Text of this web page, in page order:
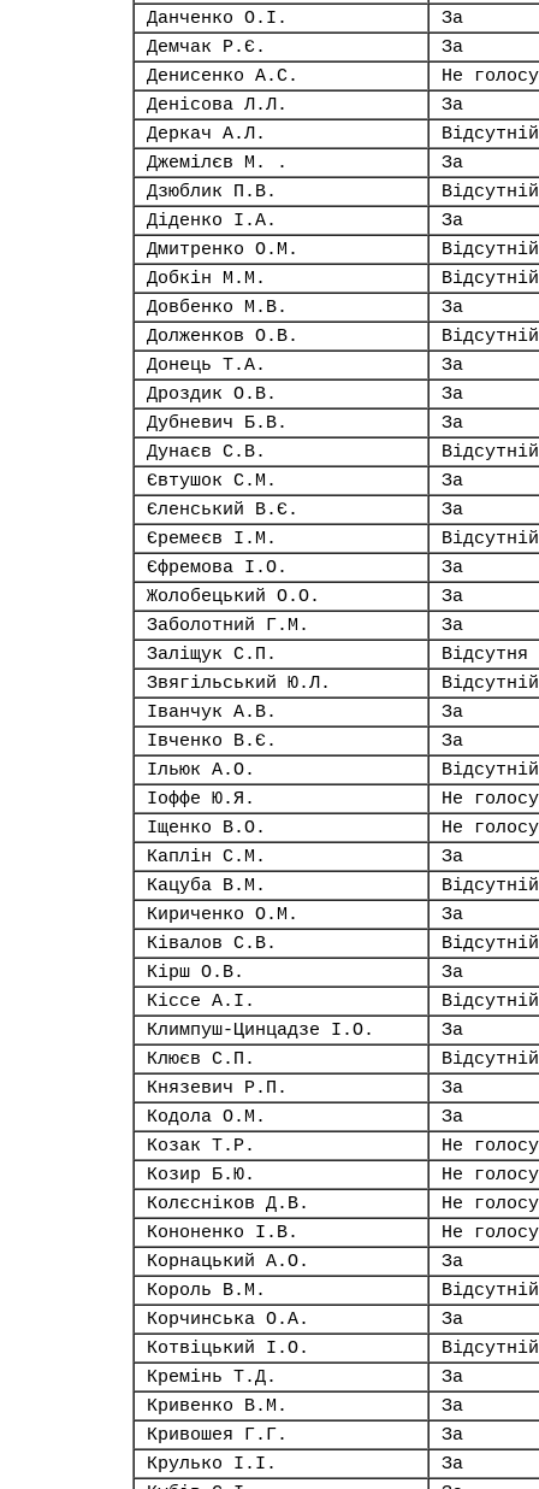
Данченко О.І.
За
Демчак Р.Є.
За
Денисенко А.С.
Не
Денісова Л.Л.
За
Деркач А.Л.
Відсутній
Джемілєв М. .
За
Дзюблик П.В.
Відсутній
Діденко І.А.
За
Дмитренко О.М.
Відсутній
Добкін М.М.
Відсутній
Довбенко М.В.
За
Долженков О.В.
Відсутній
Донець Т.А.
За
Дроздик О.В.
За
Дубневич Б.В.
За
Дунаєв С.В.
Відсутній
Євтушок С.М.
За
Єленський В.Є.
За
Єремеєв І.М.
Відсутній
Єфремова І.О.
За
Жолобецький О.О.
За
Заболотний Г.М.
За
Заліщук С.П.
Відсутня
Звягільський Ю.Л.
Відсутній
Іванчук А.В.
За
Івченко В.Є.
За
Ільюк А.О.
Відсутній
Іоффе Ю.Я.
Не
Іщенко В.О.
Не
Каплін С.М.
За
Кацуба В.М.
Відсутній
Кириченко О.М.
За
Ківалов С.В.
Відсутній
Кірш О.В.
За
Кіссе А.І.
Відсутній
Климпуш-Цинцадзе І.О.
За
Клюєв С.П.
Відсутній
Князевич Р.П.
За
Кодола О.М.
За
Козак Т.Р.
Не
Козир Б.Ю.
Не
Колєсніков Д.В.
Не
Кононенко І.В.
Не
Корнацький А.О.
За
Король В.М.
Відсутній
Корчинська О.А.
За
Котвіцький І.О.
Відсутній
Кремінь Т.Д.
За
Кривенко В.М.
За
Кривошея Г.Г.
За
Крулько І.І.
За